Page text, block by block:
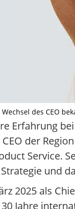
des CEO
Erfahrung
der
Service.
und
2025 als
Jahre